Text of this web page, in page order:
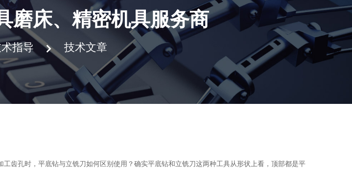
磨床、精密机具服务商
指导 技术文章
齿孔时，平底钻与立铣刀如何区别使用？确实平底钻和立铣刀这两种工具从形状上看，顶部都是平